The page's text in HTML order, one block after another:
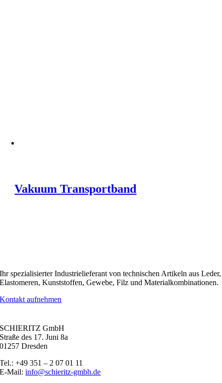
Vakuum Transportband
Ihr spezialisierter Industrielieferant von technischen Artikeln aus Leder,
Elastomeren, Kunststoffen, Gewebe, Filz und Materialkombinationen.
Kontakt aufnehmen
SCHIERITZ GmbH
Straße des 17. Juni 8a
01257 Dresden
Tel.: +49 351 – 2 07 01 11
E-Mail:info@schieritz-gmbh.de